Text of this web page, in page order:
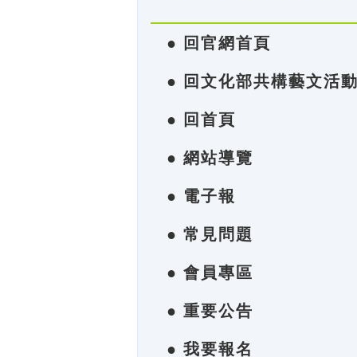
● 回官網首頁
● 回文化部共構藝文活
● 回首頁
● 網站導覽
● 電子報
● 常見問題
● 會員專區
● 重要公告
● 我要報名